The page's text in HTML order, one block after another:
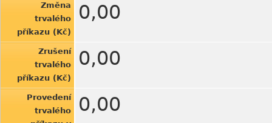
Změna
trvalého
příkazu (Kč)
0,00
Zrušení
trvalého
příkazu (Kč)
0,00
Provedení
trvalého
0,00